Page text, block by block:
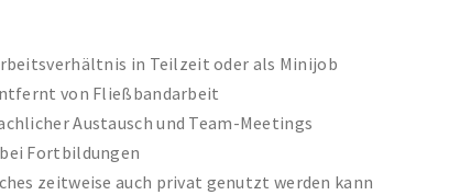
in Teilzeit oder als Minijob
von Fließbandarbeit
Austausch und Team-Meetings
Fortbildungen
zeitweise auch privat genutzt werden kann